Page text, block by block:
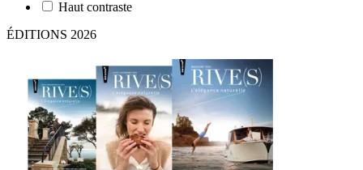
Haut contraste
ÉDITIONS 2026